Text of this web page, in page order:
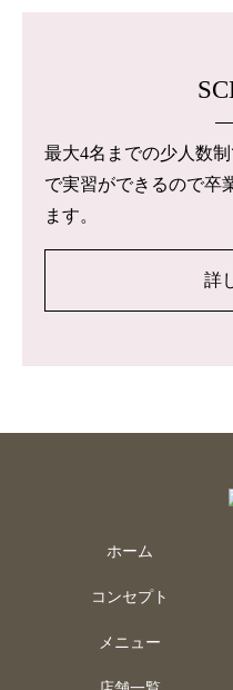
最大4名までの少人数
で実習ができるので卒
ます。
詳
ホーム
コンセプト
メニュー